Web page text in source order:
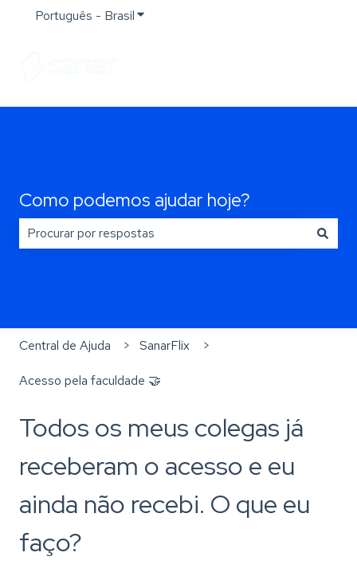
Português - BrasilMostrar submenu para traduções
Como podemos ajudar hoje?
Central de Ajuda SanarFlix
Acesso pela faculdade 🤝
Todos os meus colegas já
receberam o acesso e eu
ainda não recebi. O que eu
faço?